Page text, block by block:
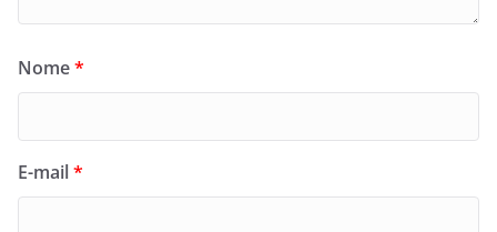
Nome*
E-mail*